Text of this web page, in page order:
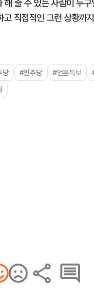
줄 수 있는 사람이 누
직접적인 그런 상황까
당 #민주당 #언론특보